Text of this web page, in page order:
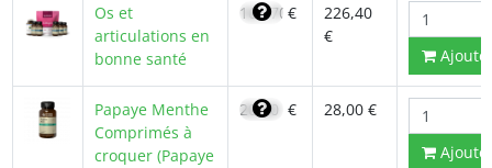
Os et
articulations en
bonne santé
161,70 €
226,40
€
Papaye Menthe
Comprimés à
croquer (Papaye
20,20 € 28,00 €